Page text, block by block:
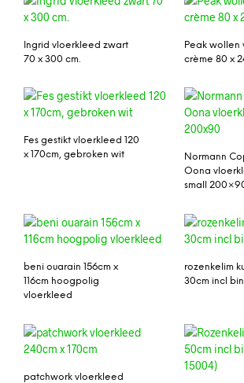
Ingrid vloerkleed zwart
70 x 300 cm.
Peak wollen
crème 80 x
Fes gestikt vloerkleed 120
x 170cm, gebroken wit
Normann
Oona
small
beni ouarain 156cm x
116cm hoogpolig
vloerkleed
rozenkelim
30cm incl
patchwork vloerkleed